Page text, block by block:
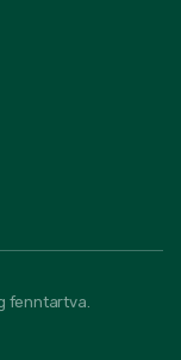
fenntartva.